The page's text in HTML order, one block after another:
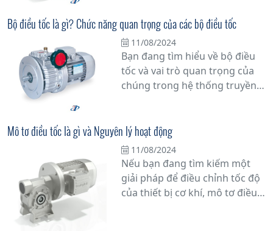
Biến tần - một giải pháp tiên
tiến giúp tăng cường hiệu quả
vận hành và tiết kiệm năng
lượng.
Bộ điều tốc là gì? Chức năng quan trọng của các bộ điều tốc
11/08/2024
Bạn đang tìm hiểu về bộ điều
tốc và vai trò quan trọng của
chúng trong hệ thống truyền
về bộ điều tốc là gì và tại sao
chúng đóng vai trò không thể
phủ nhận trong việc duy trì
hiệu suất hoạt động của động
cơ.
Mô tơ điều tốc là gì và Nguyên lý hoạt động
11/08/2024
Nếu bạn đang tìm kiếm một
giải pháp để điều chỉnh tốc độ
của thiết bị cơ khí, mô tơ điều